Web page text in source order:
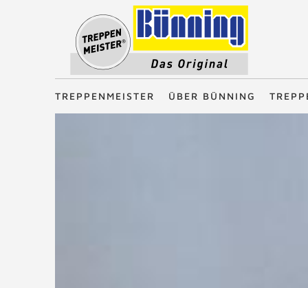
Treppenmeister - Das Original
TREPPENMEISTER ÜBER BÜNNING